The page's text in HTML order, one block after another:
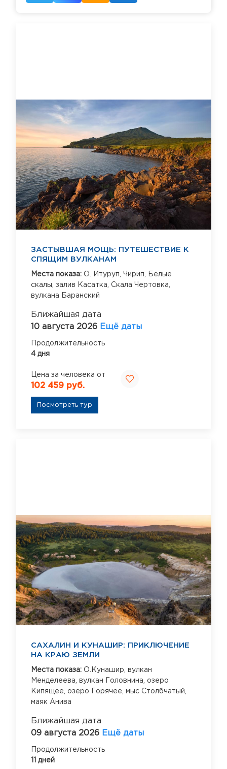
ЗАСТЫВШАЯ МОЩЬ: ПУТЕШЕСТВИЕ К
СПЯЩИМ ВУЛКАНАМ
Места показа: О. Итуруп, Чирип,
Белые
скалы, залив Касатка, Скала Чертовка,
вулкана Баранский
Ближайшая дата
10 августа 2026 Ещё даты
Продолжительность
4 дня
Цена за человека от
102 459 руб.
Посмотреть тур
САХАЛИН И КУНАШИР: ПРИКЛЮЧЕНИЕ
НА КРАЮ ЗЕМЛИ
Места показа: О.Кунашир, вулкан
Менделеева, вулкан Головнина, озеро
Кипящее, озеро Горячее, мыс Столбчатый,
маяк Анива
Ближайшая дата
09 августа 2026 Ещё даты
Продолжительность
11 дней